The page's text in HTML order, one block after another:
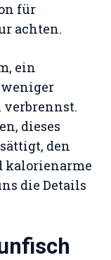
für
achten.
ein
verbrennst.
dieses
den
kalorienarme
die Details